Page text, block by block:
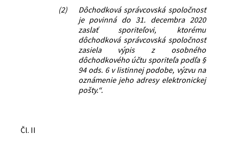
(2)
Dôchodková správcovská spoločnosť
je povinná do 31. decembra 2020
zaslať sporiteľovi, ktorému
dôchodková správcovská spoločnosť
zasiela výpis z osobného
dôchodkového účtu sporiteľa podľa §
94 ods. 6 v listinnej podobe, výzvu na
oznámenie jeho adresy elektronickej
pošty.“.
Čl. II